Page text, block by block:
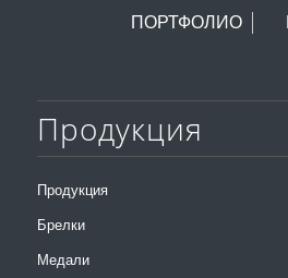
ПОРТФОЛИО
Продукция
Продукция
Брелки
Медали